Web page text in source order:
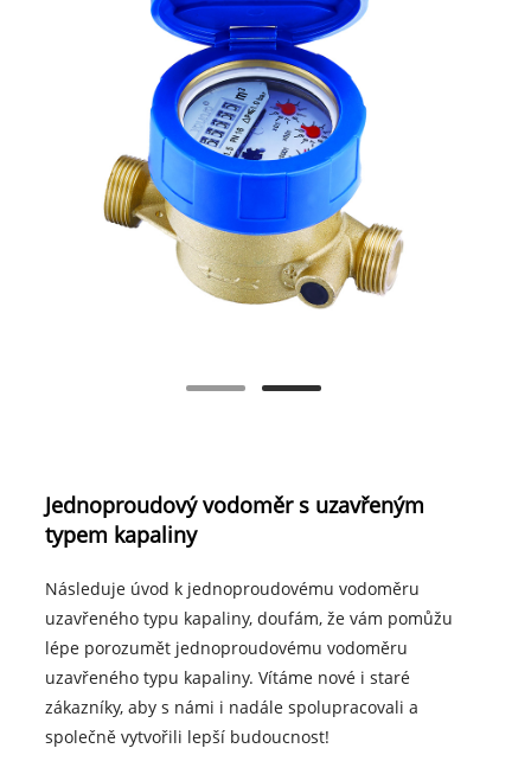
Jednoproudový vodoměr s uzavřeným
typem kapaliny
Následuje úvod k jednoproudovému vodoměru
uzavřeného typu kapaliny, doufám, že vám pomůžu
lépe porozumět jednoproudovému vodoměru
uzavřeného typu kapaliny. Vítáme nové i staré
zákazníky, aby s námi i nadále spolupracovali a
společně vytvořili lepší budoucnost!